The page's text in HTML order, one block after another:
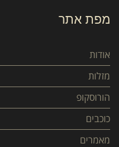
מפת אתר
אודות
מזלות
הורוסקופ
כוכבים
מאמרים